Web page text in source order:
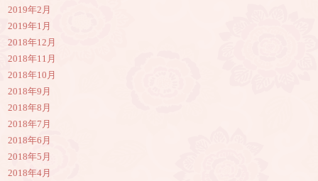
2019年2月
2019年1月
2018年12月
2018年11月
2018年10月
2018年9月
2018年8月
2018年7月
2018年6月
2018年5月
2018年4月